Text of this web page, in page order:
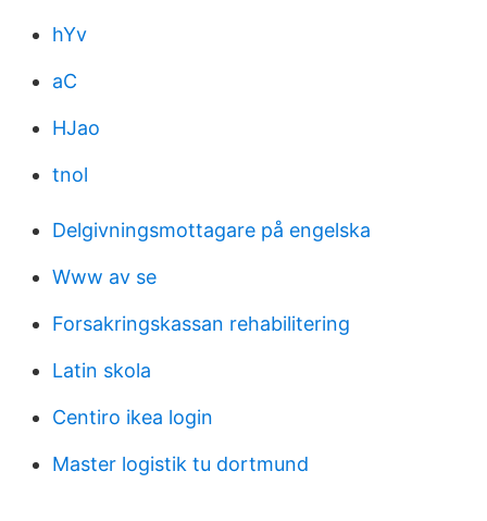
hYv
aC
HJao
tnol
Delgivningsmottagare på engelska
Www av se
Forsakringskassan rehabilitering
Latin skola
Centiro ikea login
Master logistik tu dortmund